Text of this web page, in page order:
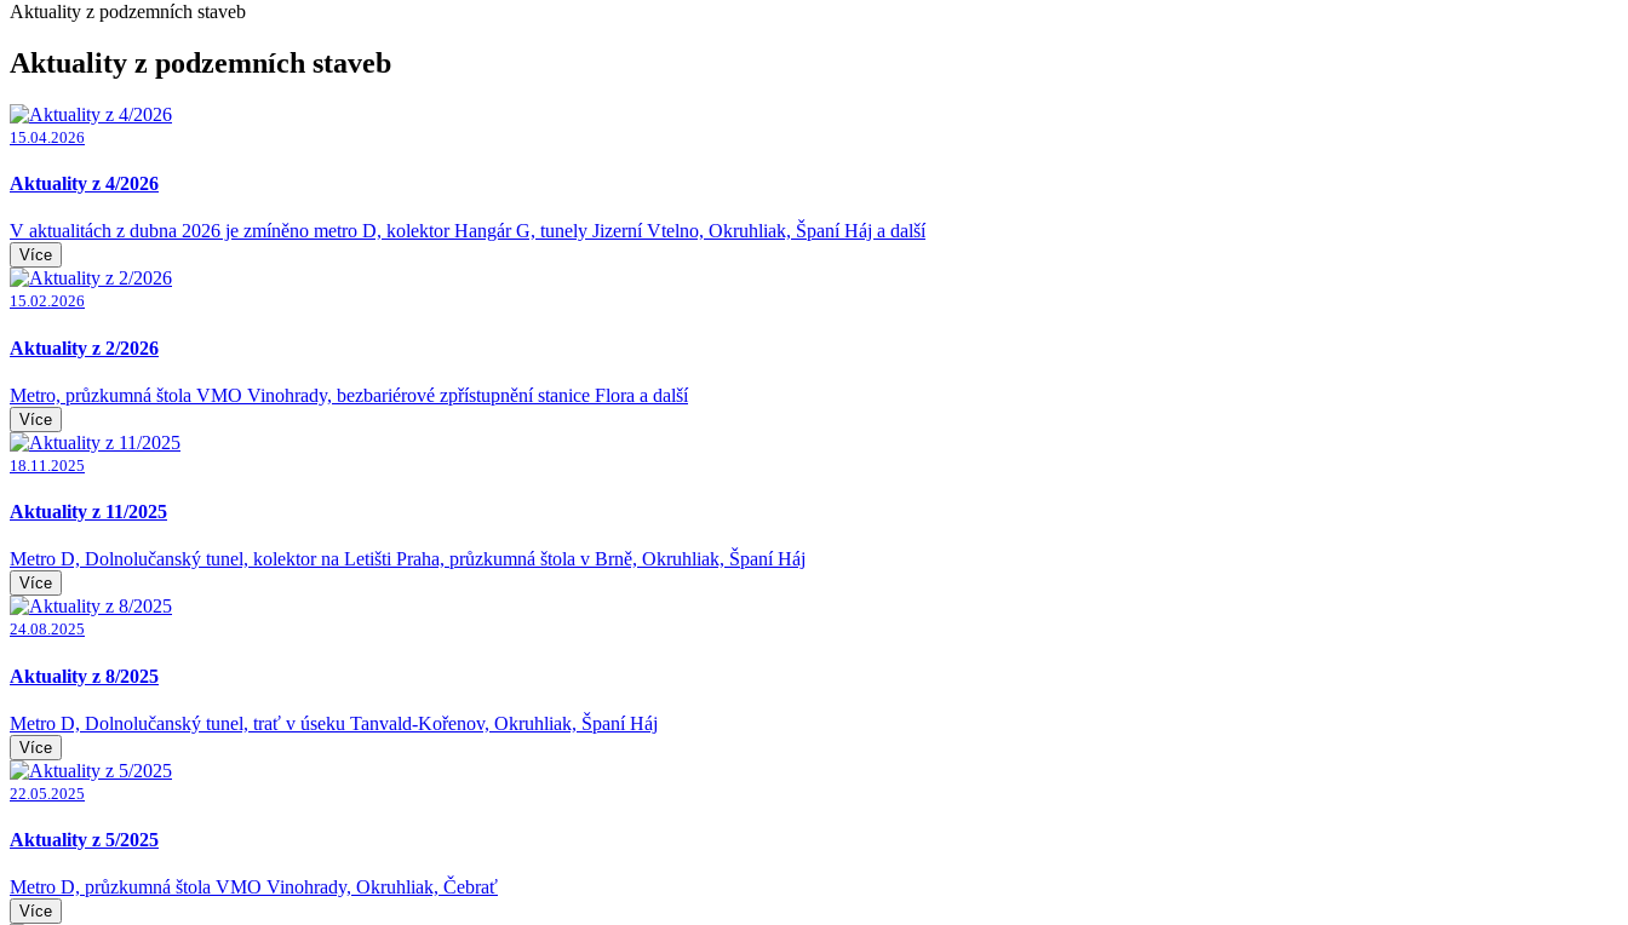
Aktuality z podzemních staveb
Aktuality z podzemních staveb
15.04.2026
Aktuality z 4/2026
V aktualitách z dubna 2026 je zmíněno metro D, kolektor Hangár G, tunely Jizerní Vtelno, Okruhliak, Španí Háj a další
Více
15.02.2026
Aktuality z 2/2026
Metro, průzkumná štola VMO Vinohrady, bezbariérové zpřístupnění stanice Flora a další
Více
18.11.2025
Aktuality z 11/2025
Metro D, Dolnolučanský tunel, kolektor na Letišti Praha, průzkumná štola v Brně, Okruhliak, Španí Háj
Více
24.08.2025
Aktuality z 8/2025
Metro D, Dolnolučanský tunel, trať v úseku Tanvald-Kořenov, Okruhliak, Španí Háj
Více
22.05.2025
Aktuality z 5/2025
Metro D, průzkumná štola VMO Vinohrady, Okruhliak, Čebrať
Více